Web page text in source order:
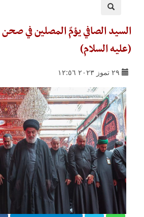
السيد الصافي يؤمّ المصلين في
(عليه السلام)
٢٩ تموز ٢٠٢٣ ١٢:٥٦